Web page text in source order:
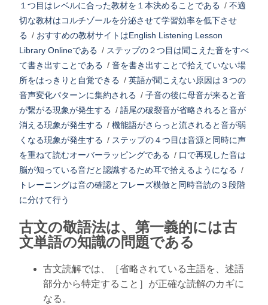
１つ目はレベルに合った教材を１本決めることである / 不適
切な教材はコルチゾールを分泌させて学習効率を低下させ
る / おすすめの教材サイトはEnglish Listening Lesson
Library Onlineである / ステップの２つ目は聞こえた音をすべ
て書き出すことである / 音を書き出すことで拾えていない場
所をはっきりと自覚できる / 英語が聞こえない原因は３つの
音声変化パターンに集約される / 子音の後に母音が来ると音
が繋がる現象が発生する / 語尾の破裂音が省略されると音が
消える現象が発生する / 機能語がさらっと流されると音が弱
くなる現象が発生する / ステップの４つ目は音源と同時に声
を重ねて読むオーバーラッピングである / 口で再現した音は
脳が知っている音だと認識するため耳で拾えるようになる /
トレーニングは音の確認とフレーズ模倣と同時音読の３段階
に分けて行う
古文の敬語法は、第一義的には古
文単語の知識の問題である
古文読解では、［省略されている主語を、述語
部分から特定すること］が正確な読解のカギに
なる。